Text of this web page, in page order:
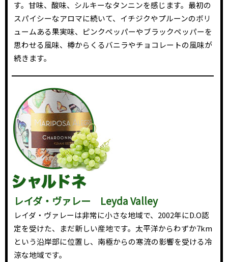
す。甘味、酸味、シルキーなタンニンを感じます。最初の
スパイシーなアロマに続いて、イチジクやプルーンのボリ
ュームある果実味、ピンクペッパーやブラックペッパーを
思わせる風味、樽からくるバニラやチョコレートの風味が
続きます。
レイダ・ヴァレー Leyda Valley
レイダ・ヴァレーは非常に小さな地域で、2002年にD.O認
定を受けた、まだ新しい産地です。太平洋からわずか7km
という沿岸部に位置し、南極からの寒流の影響を受ける冷
涼な地域です。